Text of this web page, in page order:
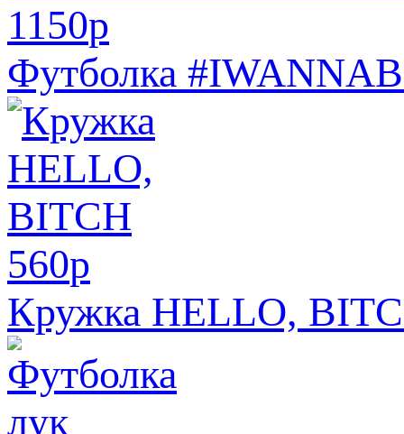
1150p
Футболка
560p
Кружка HELLO,